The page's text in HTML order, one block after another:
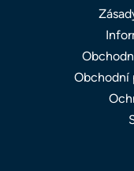
Obchodní